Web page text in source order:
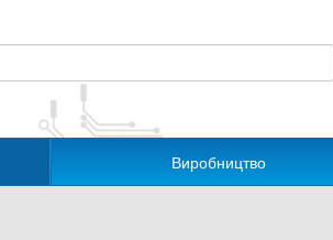
Виробництво